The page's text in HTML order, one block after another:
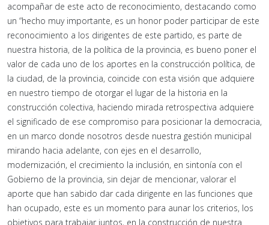
acompañar de este acto de reconocimiento, destacando como
un “hecho muy importante, es un honor poder participar de este
reconocimiento a los dirigentes de este partido, es parte de
nuestra historia, de la política de la provincia, es bueno poner el
valor de cada uno de los aportes en la construcción política, de
la ciudad, de la provincia, coincide con esta visión que adquiere
en nuestro tiempo de otorgar el lugar de la historia en la
construcción colectiva, haciendo mirada retrospectiva adquiere
el significado de ese compromiso para posicionar la democracia,
en un marco donde nosotros desde nuestra gestión municipal
mirando hacia adelante, con ejes en el desarrollo,
modernización, el crecimiento la inclusión, en sintonía con el
Gobierno de la provincia, sin dejar de mencionar, valorar el
aporte que han sabido dar cada dirigente en las funciones que
han ocupado, este es un momento para aunar los criterios, los
objetivos para trabajar juntos, en la construcción de nuestra